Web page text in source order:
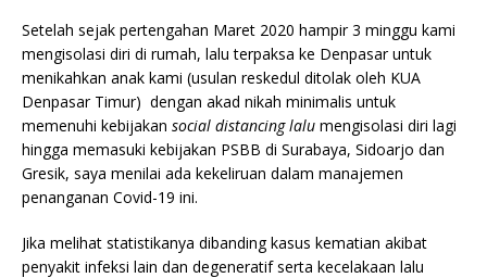
Setelah sejak pertengahan Maret 2020 hampir 3 minggu kami
mengisolasi diri di rumah, lalu terpaksa ke Denpasar untuk
menikahkan anak kami (usulan reskedul ditolak oleh KUA
Denpasar Timur) dengan akad nikah minimalis untuk
memenuhi kebijakan social distancing lalu mengisolasi diri lagi
hingga memasuki kebijakan PSBB di Surabaya, Sidoarjo dan
Gresik, saya menilai ada kekeliruan dalam manajemen
penanganan Covid-19 ini.
Jika melihat statistikanya dibanding kasus kematian akibat
penyakit infeksi lain dan degeneratif serta kecelakaan lalu